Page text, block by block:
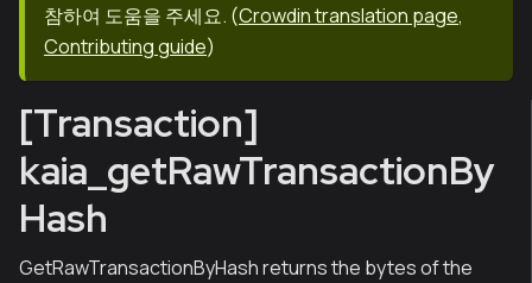
참하여 도움을 주세요. (Crowdin translation page,
Contributing guide)
[Transaction]
kaia_getRawTransactionBy
Hash
GetRawTransactionByHash returns the bytes of the